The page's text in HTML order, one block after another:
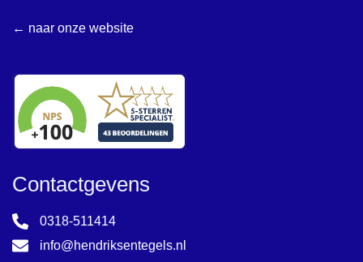
← naar onze website
Contactgevens
0318-511414
info@hendriksentegels.nl